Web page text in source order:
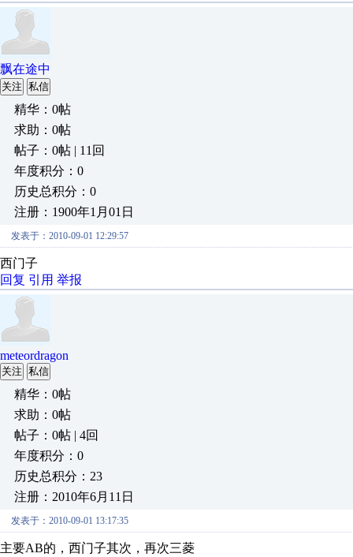
飘在途中
关注 私信
精华：0帖
求助：0帖
帖子：0帖 | 11回
年度积分：0
历史总积分：0
注册：1900年1月01日
发表于：2010-09-01 12:29:57
西门子
回复 引用 举报
meteordragon
关注 私信
精华：0帖
求助：0帖
帖子：0帖 | 4回
年度积分：0
历史总积分：23
注册：2010年6月11日
发表于：2010-09-01 13:17:35
主要AB的，西门子其次，再次三菱